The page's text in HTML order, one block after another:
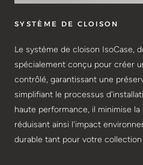
SYSTÈME DE CLOISON
Le système de cloison IsoCase,
spécialement conçu pour créer
contrôlé, garantissant une
simplifiant le processus
haute performance, il minimise
réduisant ainsi l'impact
durable tant pour votre